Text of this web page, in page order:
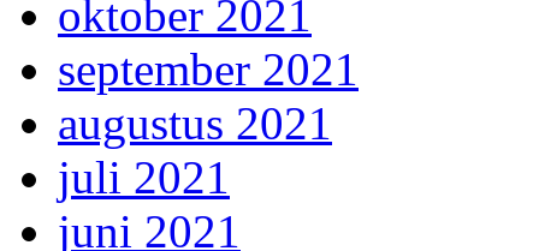
oktober 2021
september 2021
augustus 2021
juli 2021
juni 2021